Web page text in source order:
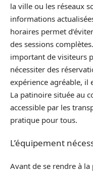
la ville ou les réseaux
informations
horaires permet
des sessions
important de visiteurs
nécessiter des
expérience agréable, il
La patinoire située au
accessible par les
pratique pour tous.
L’équipement
Avant de se rendre à